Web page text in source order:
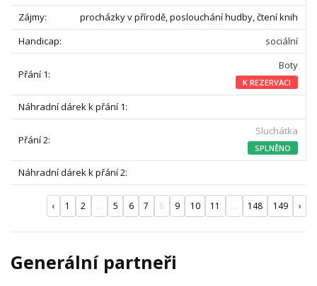
procházky v přírodě, poslouchání hudby, čtení knih
sociální
Boty
K REZERVACI
Sluchátka
SPLNĚNO
‹ 1 2 ... 5 6 7 8 9 10 11 ... 148 149 ›
Generální partneři